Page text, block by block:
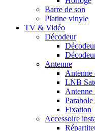
Barre de son
Platine vinyle
TV & Vidéo
Décodeur
Antenne
Antenne
LNB
Antenne
Fixation
Accessoire